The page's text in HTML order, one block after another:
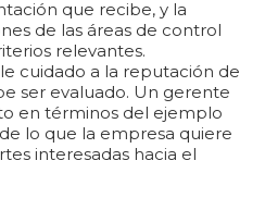
que recibe, y la
de las áreas de control
relevantes.
cuidado a la reputación de
ser evaluado. Un gerente
en términos del ejemplo
lo que la empresa quiere
interesadas hacia el